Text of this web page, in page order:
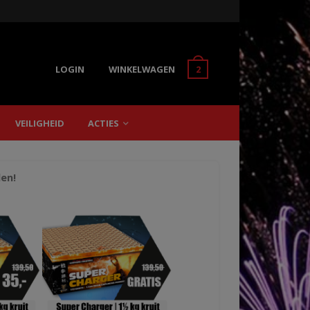
LOGIN WINKELWAGEN 2
VEILIGHEID ACTIES